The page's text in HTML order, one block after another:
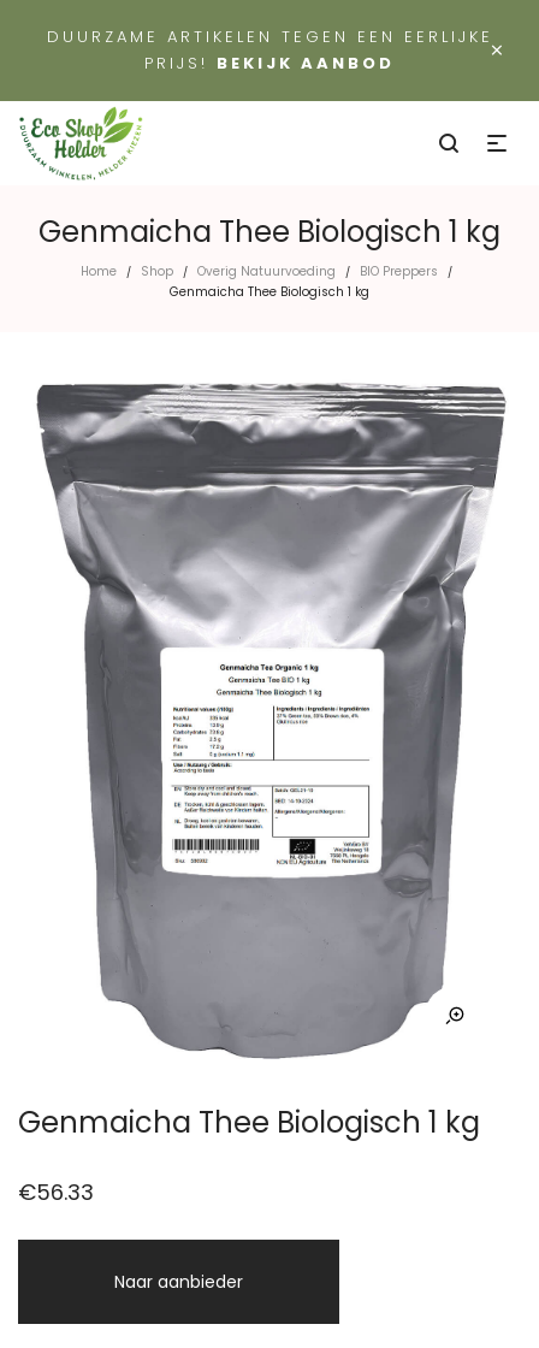
×
DUURZAME ARTIKELEN TEGEN EEN EERLIJKE
PRIJS! BEKIJK AANBOD
Genmaicha Thee Biologisch 1 kg
Home / Shop / Overig Natuurvoeding / BIO Preppers /
Genmaicha Thee Biologisch 1 kg
Genmaicha Thee Biologisch 1 kg
€56.33
Naar aanbieder